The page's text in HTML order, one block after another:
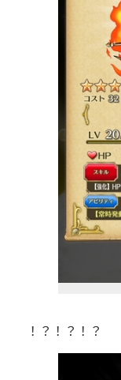
！？！？！？